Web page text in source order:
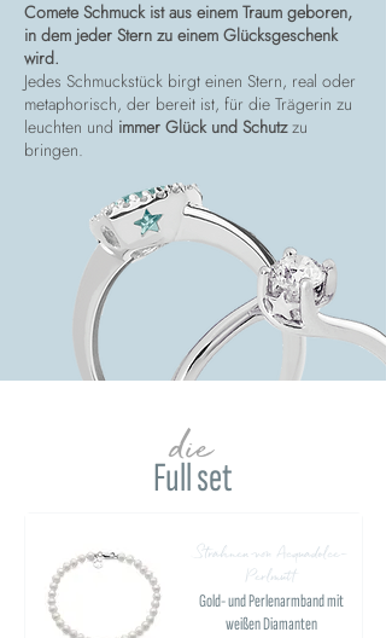
Comete Schmuck ist aus einem Traum geboren,
in dem jeder Stern zu einem Glücksgeschenk
wird.
Jedes Schmuckstück birgt einen Stern, real oder
metaphorisch, der bereit ist, für die Trägerin zu
leuchten und immer Glück und Schutzzu
bringen.
Full set
die
Strähnen von Acquadolce-
Perlmutt
Gold- und Perlenarmband mit
weißen Diamanten